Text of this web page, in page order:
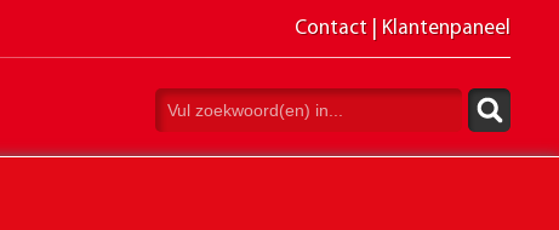
Contact| Klantenpaneel